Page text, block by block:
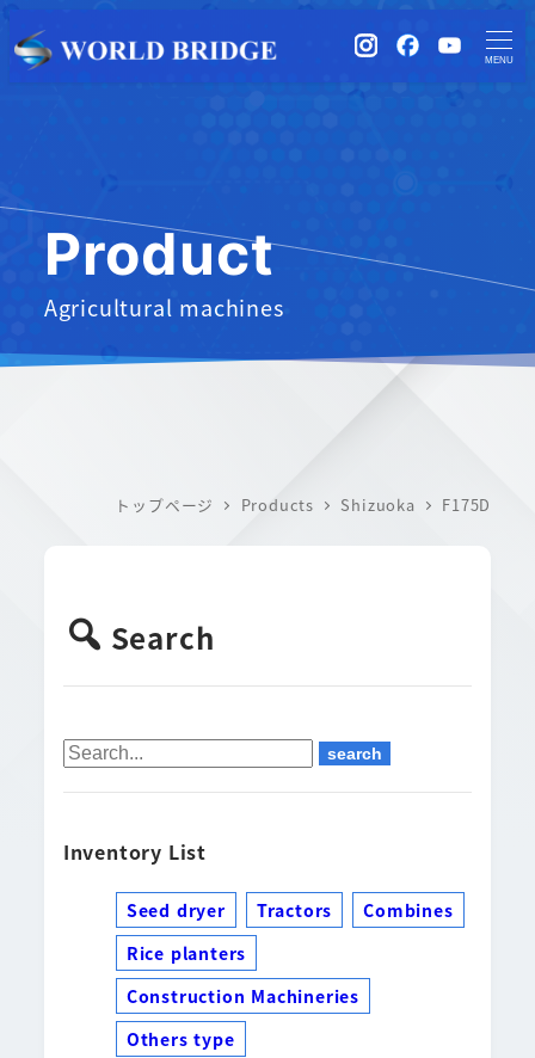
instagramFacebook
MENU
Product
Agricultural machines
トップページ Products Shizuoka F175D
Search
Inventory List
Seed dryer Tractors
Combines
Rice planters
Construction Machineries
Others type